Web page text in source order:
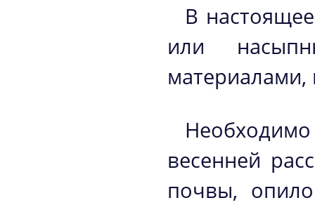
В
или
материалами,
весенней
почвы,